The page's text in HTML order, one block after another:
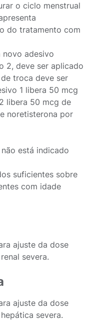
o ciclo menstrual
do tratamento com
novo adesivo
2, deve ser aplicado
troca deve ser
1 libera 50 mcg
libera 50 mcg de
noretisterona por
não está indicado
suficientes sobre
com idade
ajuste da dose
severa.
ajuste da dose
severa.